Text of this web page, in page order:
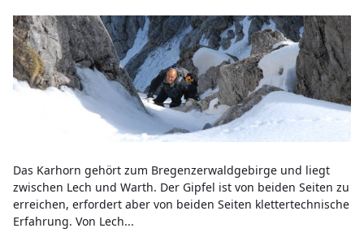
Das Karhorn gehört zum Bregenzerwaldgebirge und liegt
zwischen Lech und Warth. Der Gipfel ist von beiden Seiten zu
erreichen, erfordert aber von beiden Seiten klettertechnische
Erfahrung. Von Lech...